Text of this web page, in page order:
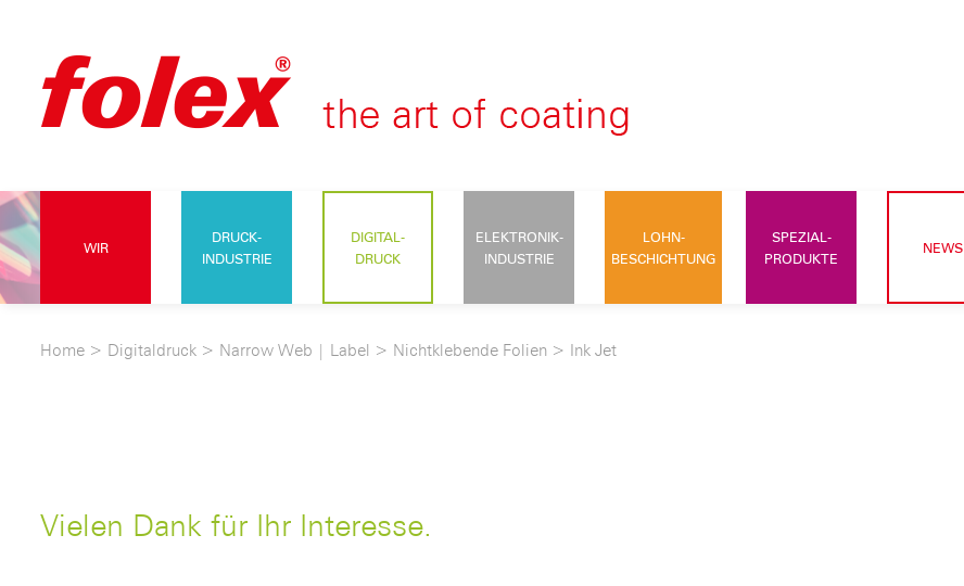
WIR
DRUCK-
INDUSTRIE
DIGITAL-
DRUCK
ELEKTRONIK-
INDUSTRIE
LOHN-
BESCHICHTUNG
SPEZIAL-
PRODUKTE
NEWS
Home > Digitaldruck > Narrow Web | Label > Nichtklebende Folien > Ink Jet
Vielen Dank für Ihr Interesse.